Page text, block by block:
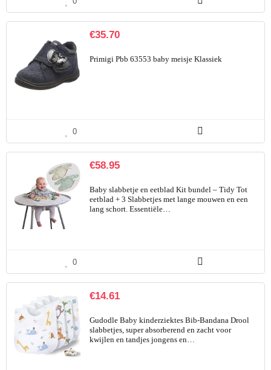
€35.70
Primigi Pbb 63553 baby meisje Klassiek
0
€58.95
Baby slabbetje en eetblad Kit bundel – Tidy Tot
eetblad + 3 Slabbetjes met lange mouwen en een
lang schort. Essentiële…
0
€14.61
Gudodle Baby kinderziektes Bib-Bandana Drool
slabbetjes, super absorberend en zacht voor
kwijlen en tandjes jongens en…